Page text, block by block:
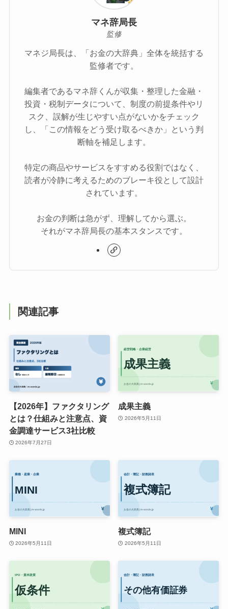
マネ辞局長
監修
マネジ局長は、「お金の大辞典」全体を統括する
監修者です。
編集者であるマネ辞くんが収集・整理した金融・
投資・税制データについて、制度の前提条件やリ
スク、誤解が生じやすい点がないかをチェック
し、「この情報をどう受け取るべきか」という判
断軸を補足します。
特定の商品やサービスをすすめる役割ではなく、
読者が冷静に考えるためのブレーキ役として設計
されています。
お金の判断は急がず、理解してから選ぶ。
それがマネ辞局長の基本スタンスです。
関連記事
【2026年】ファクタリング
とは？仕組みと注意点、資
金調達サービス3社比較
2026年7月27日
成果主義
2026年5月11日
MINI
2026年5月11日
複式簿記
2026年5月11日